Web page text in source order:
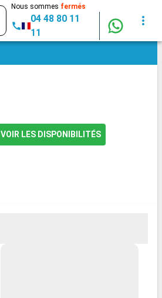
Nous sommes fermés
04 48 80 11
11
VOIR LES DISPONIBILITÉS